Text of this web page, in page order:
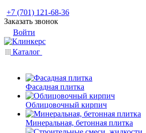
+7 (701) 121-68-36
Заказать звонок
Войти
Каталог
Фасадная плитка
Облицовочный кирпич
Минеральная, бетонная плитка